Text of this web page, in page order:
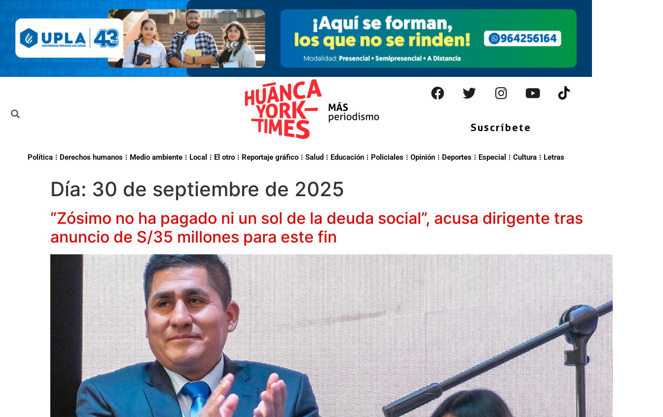
Suscríbete
Política Derechos humanos Medio ambiente Local El otro Reportaje gráfico Salud Educación Policiales Opinión Deportes Especial Cultura Letras
Día: 30 de septiembre de 2025
“Zósimo no ha pagado ni un sol de la deuda social”, acusa dirigente tras
anuncio de S/35 millones para este fin